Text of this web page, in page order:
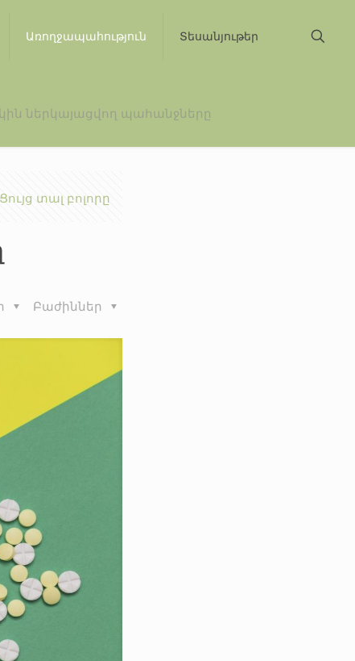
Առողջապահություն Տեսանյութեր
ներկայացվող պահանջները
Ցույց տալ բոլորը
Բաժիններ